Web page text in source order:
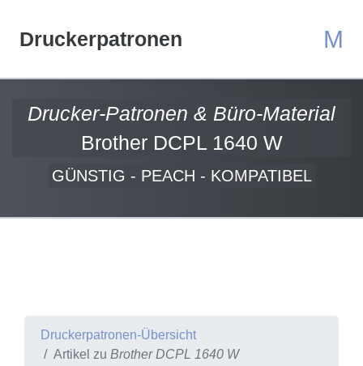
Druckerpatronen M
Drucker-Patronen & Büro-Material
Brother DCPL 1640 W
GÜNSTIG - PEACH - KOMPATIBEL
Druckerpatronen-Übersicht
Artikel zu Brother DCPL 1640 W